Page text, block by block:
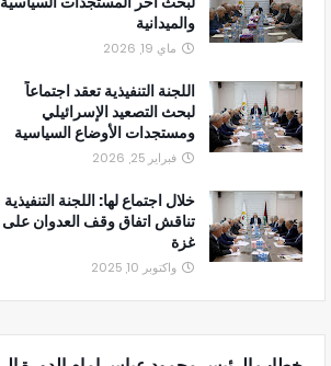
والميدانية
ماي 19, 2026
اللجنة التنفيذية تعقد اجتماعاً
لبحث التصعيد الإسرائيلي
ومستجدات الأوضاع السياسية
فبراير 25, 2026
خلال اجتماع لها: اللجنة التنفيذية
تناقش اتفاق وقف العدوان على
غزة
واكتوبر 10, 2025